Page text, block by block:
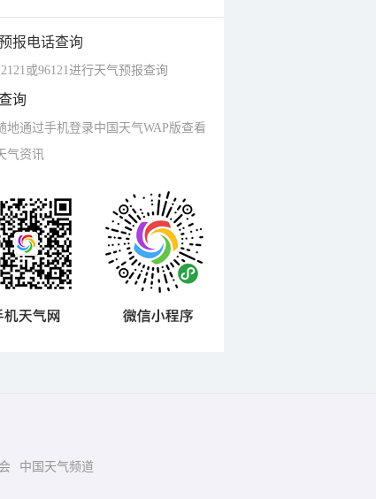
报电话查询
或96121进行天气预报查询
询
地通过手机登录中国天气WAP版查看
气资讯
中国天气频道